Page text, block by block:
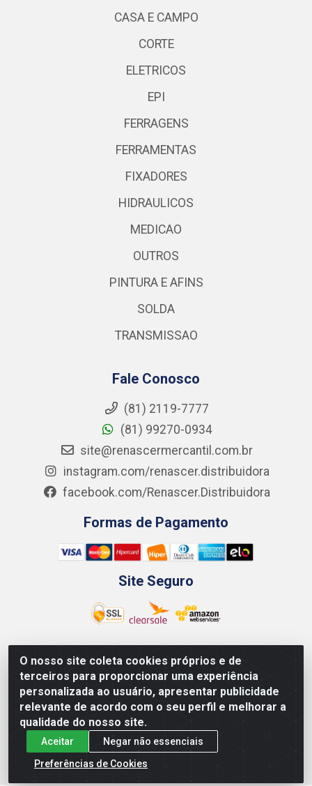
O nosso site coleta cookies próprios e de
terceiros para proporcionar uma experiência
personalizada ao usuário, apresentar publicidade
relevante de acordo com o seu perfil e melhorar a
qualidade do nosso site.
Aceitar
Negar não essenciais
Preferências de Cookies
CASA E CAMPO
CORTE
ELETRICOS
EPI
FERRAGENS
FERRAMENTAS
FIXADORES
HIDRAULICOS
MEDICAO
OUTROS
PINTURA E AFINS
SOLDA
TRANSMISSAO
Fale Conosco
(81) 2119-7777
(81) 99270-0934
site@renascermercantil.com.br
instagram.com/renascer.distribuidora
facebook.com/Renascer.Distribuidora
Formas de Pagamento
Site Seguro
Renascer Distribuidora - Rua São Miguel, 1845 -
Afogados - Recife / PE - CEP 50850-000 - CNPJ
07.264.693/0001-79